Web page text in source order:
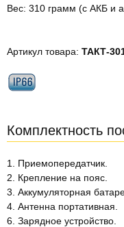
Вес: 310 грамм (с АКБ и
Артикул товара: ТАКТ-
Комплектность
1. Приемопередатчик.
2. Крепление на пояс.
3. Аккумуляторная
4. Антенна портативная.
6. Зарядное устройство.